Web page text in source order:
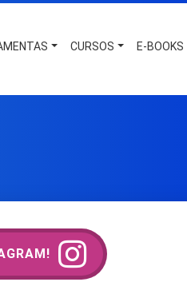
CURSOS E-BOOKS